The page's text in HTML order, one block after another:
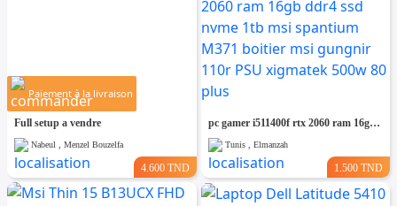
Paiement à la livraison
Full setup a vendre
Nabeul , Menzel Bouzelfa
4.600 TND
pc gamer i511400f rtx 2060 ram 16gb ddr4 ssd nvme 1tb msi spantium M371 boitier msi gungnir 110r PSU xigmatek 500w 80 plus
Tunis , Elmanzah
1.500 TND